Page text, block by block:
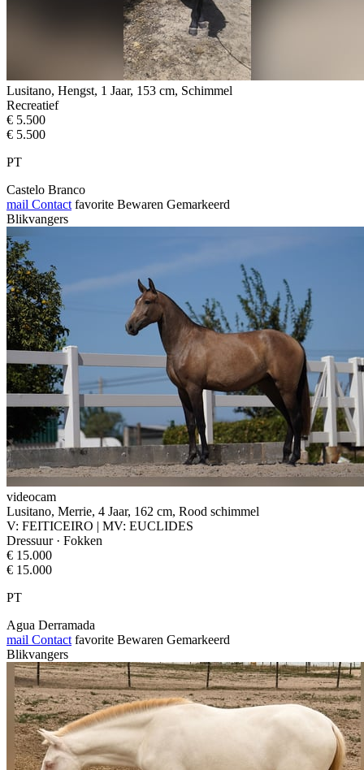
Lusitano, Hengst, 1 Jaar, 153 cm, Schimmel
Recreatief
€ 5.500
€ 5.500
PT
Castelo Branco
mail Contact favorite Bewaren Gemarkeerd
Blikvangers
videocam
Lusitano, Merrie, 4 Jaar, 162 cm, Rood schimmel
V: FEITICEIRO | MV: EUCLIDES
Dressuur · Fokken
€ 15.000
€ 15.000
PT
Agua Derramada
mail Contact favorite Bewaren Gemarkeerd
Blikvangers